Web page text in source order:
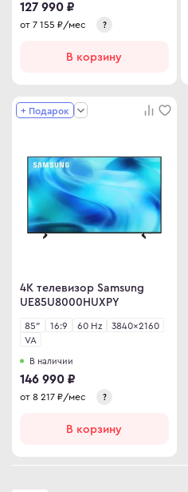
127 990 ₽
от 7 155 ₽/мес ?
В корзину
+ Подарок
4K телевизор Samsung
UE85U8000HUXPY
85" 16:9 60 Hz
3840×2160
VA
В наличии
146 990 ₽
от 8 217 ₽/мес ?
В корзину